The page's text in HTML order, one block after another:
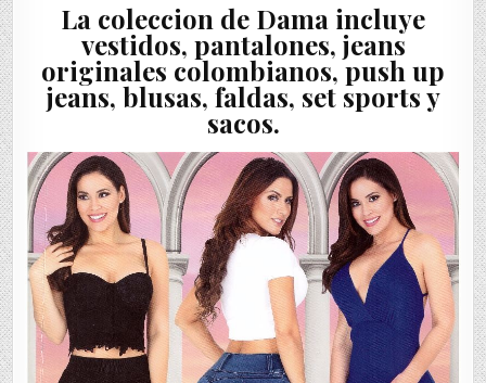
La coleccion de Dama incluye
vestidos, pantalones, jeans
originales colombianos, push up
jeans, blusas, faldas, set sports y
sacos.